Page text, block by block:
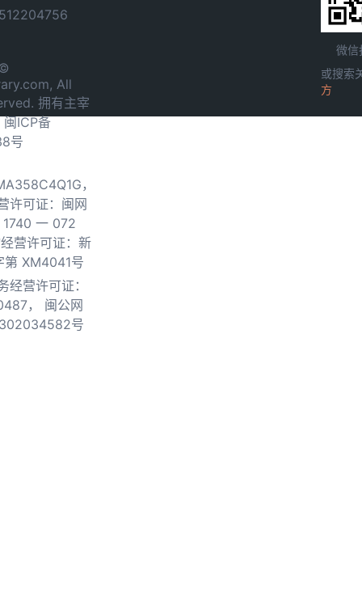
All
拥有主宰
闽ICP备
号
，
许可证：闽网
一 072
营许可证：新
第 XM4041号
经营许可证：
，
闽公网
号
微信
或搜索
方